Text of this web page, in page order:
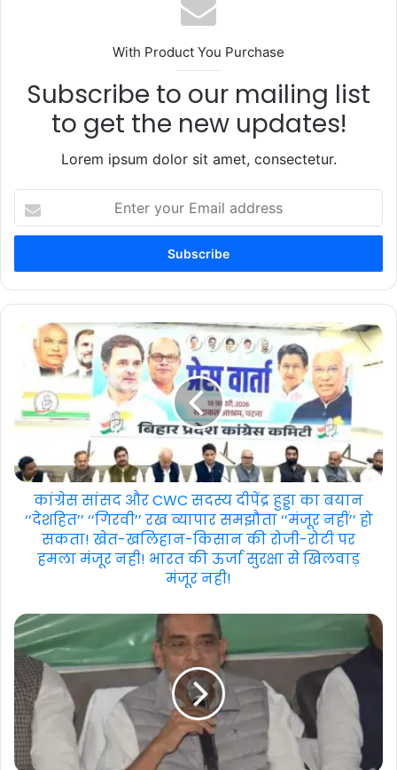
With Product You Purchase
Subscribe to our mailing list
to get the new updates!
Lorem ipsum dolor sit amet, consectetur.
your
Email
कांग्रेस सांसद और CWC सदस्य दीपेंद्र हुड्डा का बयान
‘‘देशहित’’ ‘‘गिरवी’’ रख व्यापार समझौता ‘‘मंजूर नहीं’’ हो
सकता! खेत-खलिहान-किसान की रोजी-रोटी पर
हमला मंजूर नही! भारत की ऊर्जा सुरक्षा से खिलवाड़
मंजूर नही!